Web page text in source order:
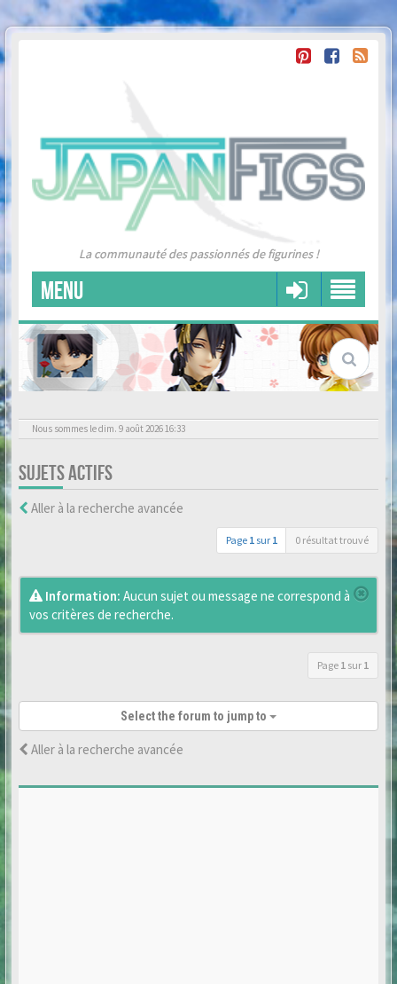
La communauté des passionnés de figurines !
MENU
Nous sommes le dim. 9 août 2026 16:33
SUJETS ACTIFS
Aller à la recherche avancée
Page 1 sur 1 0 résultat trouvé
Information: Aucun sujet ou message ne correspond à
vos critères de recherche.
Page 1 sur 1
Select the forum to jump to
Aller à la recherche avancée